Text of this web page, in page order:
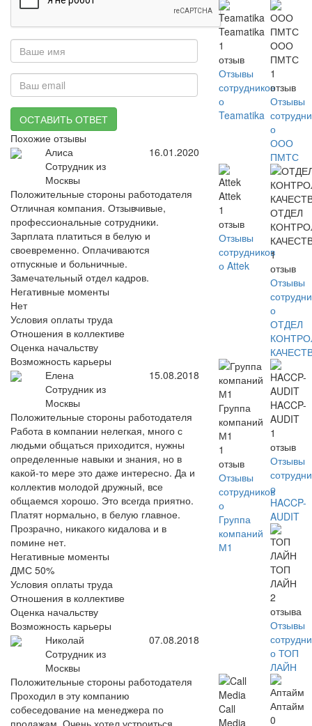
ОСТАВИТЬ ОТВЕТ
Похожие отзывы
Алиса
Сотрудник из
Москвы
16.01.2020
Положительные стороны работодателя
Отличная компания. Отзывчивые,
профессиональные сотрудники.
Зарплата платиться в белую и
своевременно. Оплачиваются
отпускные и больничные.
Замечательный отдел кадров.
Негативные моменты
Нет
Условия оплаты труда
Отношения в коллективе
Оценка начальству
Возможность карьеры
Елена
Сотрудник из
Москвы
15.08.2018
Положительные стороны работодателя
Работа в компании нелегкая, много с
людьми общаться приходится, нужны
определенные навыки и знания, но в
какой-то мере это даже интересно. Да и
коллектив молодой дружный, все
общаемся хорошо. Это всегда приятно.
Платят нормально, в белую главное.
Прозрачно, никакого кидалова и в
помине нет.
Негативные моменты
ДМС 50%
Условия оплаты труда
Отношения в коллективе
Оценка начальству
Возможность карьеры
Николай
Сотрудник из
Москвы
07.08.2018
Положительные стороны работодателя
Проходил в эту компанию
собеседование на менеджера по
продажам. Очень хотел устроиться
Teamatika
1
отзыв
Отзывы
сотрудников
о
Teamatika
ООО
ПМТС
1
отзыв
Отзывы
о
ООО
ПМТС
Attek
1
отзыв
Отзывы
сотрудников
о Attek
ОТДЕЛ
1
отзыв
Отзывы
о
ОТДЕЛ
Группа
компаний
М1
1
отзыв
Отзывы
сотрудников
о
Группа
компаний
М1
HACCP-
AUDIT
1
отзыв
Отзывы
о
HACCP-
AUDIT
ТОП
ЛАЙН
2
отзыва
Отзывы
о ТОП
ЛАЙН
Call
Media
Аптайм
0